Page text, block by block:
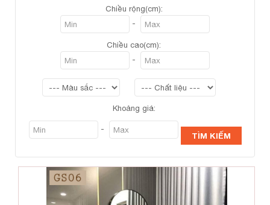
Chiều rộng(cm):
-
Chiều cao(cm):
-
Khoảng giá:
-
TÌM KIẾM